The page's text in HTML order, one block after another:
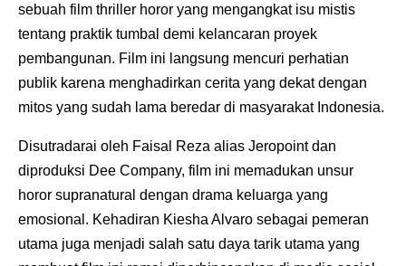
sebuah film thriller horor yang mengangkat isu mistis
tentang praktik tumbal demi kelancaran proyek
pembangunan. Film ini langsung mencuri perhatian
publik karena menghadirkan cerita yang dekat dengan
mitos yang sudah lama beredar di masyarakat Indonesia.
Disutradarai oleh Faisal Reza alias Jeropoint dan
diproduksi Dee Company, film ini memadukan unsur
horor supranatural dengan drama keluarga yang
emosional. Kehadiran Kiesha Alvaro sebagai pemeran
utama juga menjadi salah satu daya tarik utama yang